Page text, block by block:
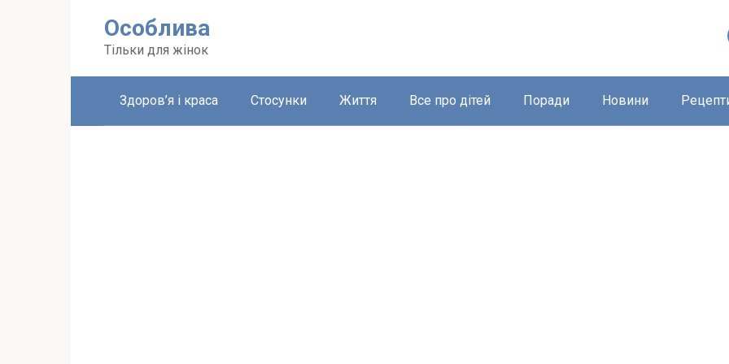
Особлива
Тільки для жінок
Здоров’я і краса Стосунки Життя Все про дітей Поради Новини